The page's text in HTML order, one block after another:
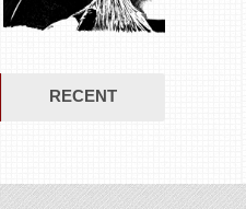
RECENT